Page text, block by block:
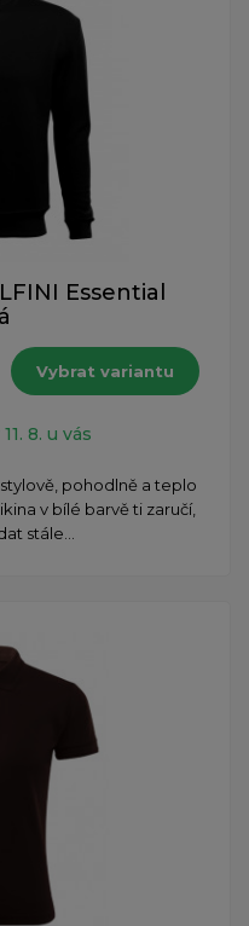
Essential
Vybrat variantu
8. u vás
pohodlně a teplo
v bílé barvě ti zaručí,
stále...